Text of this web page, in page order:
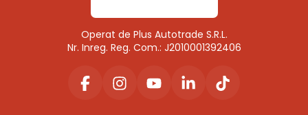
Operat de Plus Autotrade S.R.L.
Nr. Inreg. Reg. Com.: J2010001392406